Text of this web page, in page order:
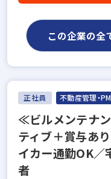
この企業の全
正社員 不動産管理・
≪ビルメンテナ
ティブ＋賞与あ
イカー通勤OK
者